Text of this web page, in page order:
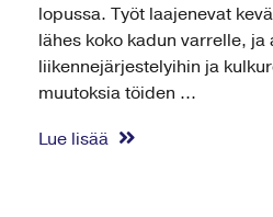
lopussa. Työt laajenevat
lähes koko kadun varrelle, ja
liikennejärjestelyihin ja
muutoksia töiden ...
Lue lisää